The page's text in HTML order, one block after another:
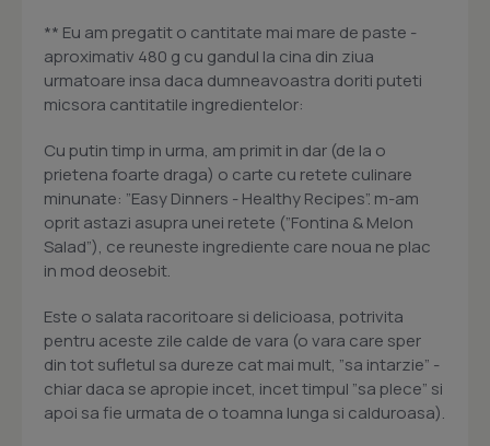
** Eu am pregatit o cantitate mai mare de paste -
aproximativ 480 g cu gandul la cina din ziua
urmatoare insa daca dumneavoastra doriti puteti
micsora cantitatile ingredientelor:
Cu putin timp in urma, am primit in dar (de la o
prietena foarte draga) o carte cu retete culinare
minunate: ”Easy Dinners - Healthy Recipes”. m-am
oprit astazi asupra unei retete (”Fontina & Melon
Salad”), ce reuneste ingrediente care noua ne plac
in mod deosebit.
Este o salata racoritoare si delicioasa, potrivita
pentru aceste zile calde de vara (o vara care sper
din tot sufletul sa dureze cat mai mult, ”sa intarzie” -
chiar daca se apropie incet, incet timpul ”sa plece” si
apoi sa fie urmata de o toamna lunga si calduroasa).